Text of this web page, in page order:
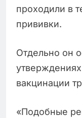
проходили в
прививки.
Отдельно он
вакцинации
«Подобные